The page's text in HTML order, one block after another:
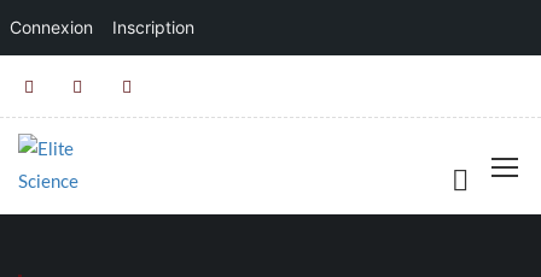
Connexion Inscription